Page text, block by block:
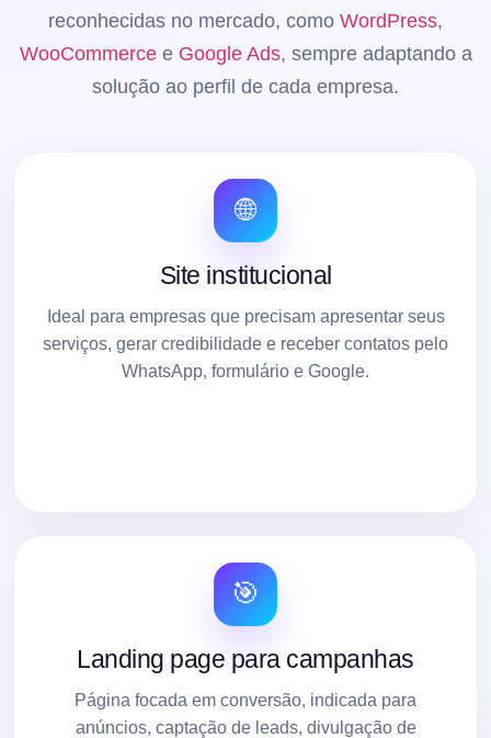
reconhecidas no mercado, como WordPress,
WooCommercee Google Ads, sempre adaptando a
solução ao perfil de cada empresa.
🌐
Site institucional
Ideal para empresas que precisam apresentar seus
serviços, gerar credibilidade e receber contatos pelo
WhatsApp, formulário e Google.
🎯
Landing page para campanhas
Página focada em conversão, indicada para
anúncios, captação de leads, divulgação de